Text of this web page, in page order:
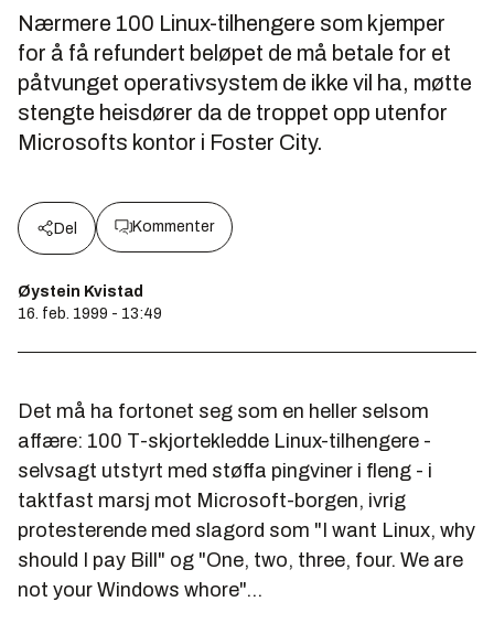
Nærmere 100 Linux-tilhengere som kjemper
for å få refundert beløpet de må betale for et
påtvunget operativsystem de ikke vil ha, møtte
stengte heisdører da de troppet opp utenfor
Microsofts kontor i Foster City.
Del Kommenter
Øystein Kvistad
16. feb. 1999 - 13:49
Det må ha fortonet seg som en heller selsom
affære: 100 T-skjortekledde Linux-tilhengere -
selvsagt utstyrt med støffa pingviner i fleng - i
taktfast marsj mot Microsoft-borgen, ivrig
protesterende med slagord som "I want Linux, why
should I pay Bill" og "One, two, three, four. We are
not your Windows whore"...